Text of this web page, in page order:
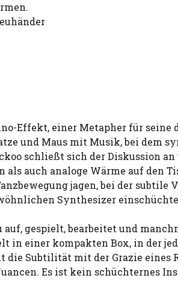
Effekt, einer Metapher für seine
und Maus mit Musik, bei dem
schließt sich der Diskussion an
auch analoge Wärme auf den
jagen, bei der subtile
Synthesizer
gespielt, bearbeitet und
in einer kompakten Box, in der
die Subtilität mit der Grazie eines
Es ist kein schüchternes